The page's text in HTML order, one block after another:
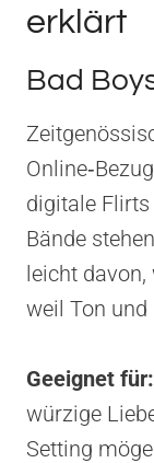
erklärt
Bad
digitale Flirts
Bände
leicht davon,
weil Ton
Geeignet für:
würzige
Setting